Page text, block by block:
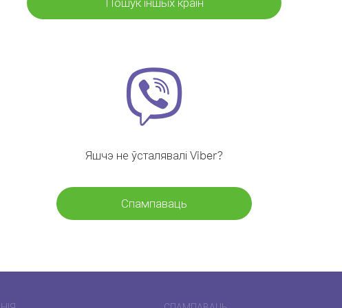
Яшчэ не ўсталявалі Viber?
Спампаваць